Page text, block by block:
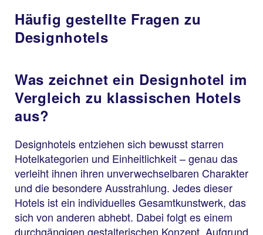
Häufig gestellte Fragen zu
Designhotels
Was zeichnet ein Designhotel im
Vergleich zu klassischen Hotels
aus?
Designhotels entziehen sich bewusst starren
Hotelkategorien und Einheitlichkeit – genau das
verleiht ihnen ihren unverwechselbaren Charakter
und die besondere Ausstrahlung. Jedes dieser
Hotels ist ein individuelles Gesamtkunstwerk, das
sich von anderen abhebt. Dabei folgt es einem
durchgängigen gestalterischen Konzept. Aufgrund